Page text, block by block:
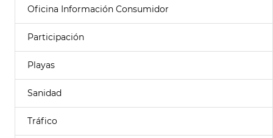
Oficina Información Consumidor
Participación
Playas
Sanidad
Tráfico